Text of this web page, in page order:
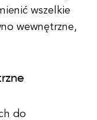
wszelkie
wewnętrzne,
do